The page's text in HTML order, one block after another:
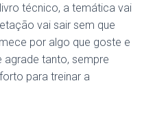
técnico, a temática vai
vai sair sem que
por algo que goste e
agrade tanto, sempre
para treinar a